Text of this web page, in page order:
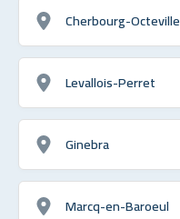
Cherbourg-Octeville
Levallois-Perret
Ginebra
Marcq-en-Baroeul